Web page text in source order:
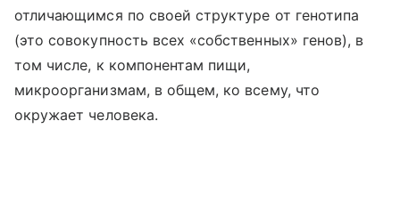
отличающимся по своей структуре от генотипа
(это совокупность всех «собственных» генов), в
том числе, к компонентам пищи,
микроорганизмам, в общем, ко всему, что
окружает человека.